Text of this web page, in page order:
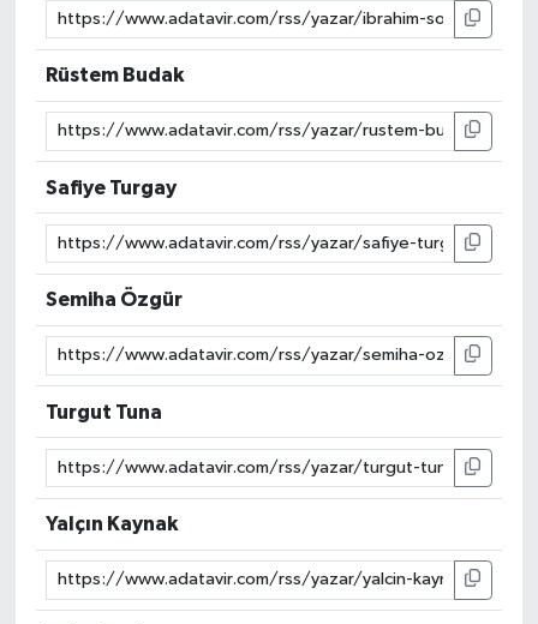
Rüstem Budak
Safiye Turgay
Semiha Özgür
Turgut Tuna
Yalçın Kaynak